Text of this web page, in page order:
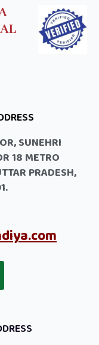
SUNEHRI
18 METRO
PRADESH,